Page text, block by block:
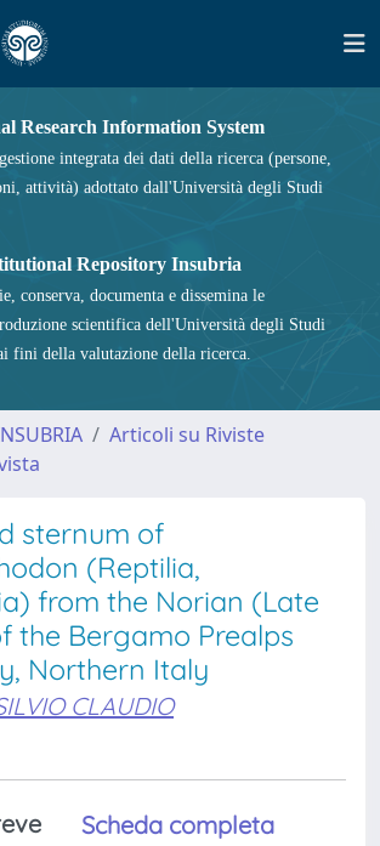
Research Information System
integrata dei dati della ricerca (persone,
attività) adottato dall'Università degli Studi
Repository Insubria
conserva, documenta e dissemina le
scientifica dell'Università degli Studi
fini della valutazione della ricerca.
Articoli su Riviste
sternum of
(Reptilia,
from the Norian (Late
the Bergamo Prealps
Northern Italy
CLAUDIO
Scheda completa